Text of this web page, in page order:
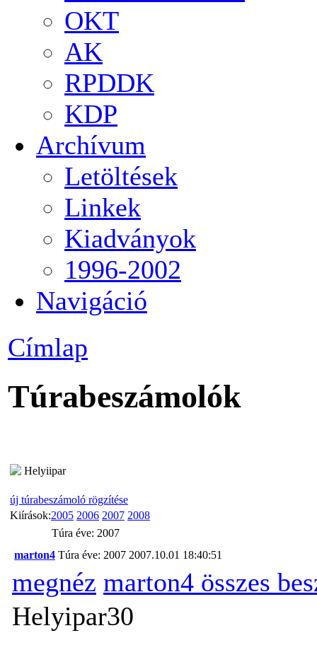
OKT
AK
RPDDK
KDP
Archívum
Letöltések
Linkek
Kiadványok
1996-2002
Navigáció
Címlap
Túrabeszámolók
Helyiipar
új túrabeszámoló rögzítése
Kiírások:2005 2006 2007 2008
Túra éve: 2007
marton4 Túra éve: 2007 2007.10.01 18:40:51
megnéz marton4 összes
Helyipar30